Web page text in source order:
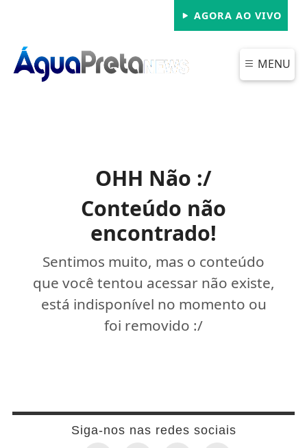
AGORA AO VIVO
MENU
OHH Não :/
Conteúdo não
encontrado!
Sentimos muito, mas o conteúdo
que você tentou acessar não existe,
está indisponível no momento ou
foi removido :/
Siga-nos nas redes sociais